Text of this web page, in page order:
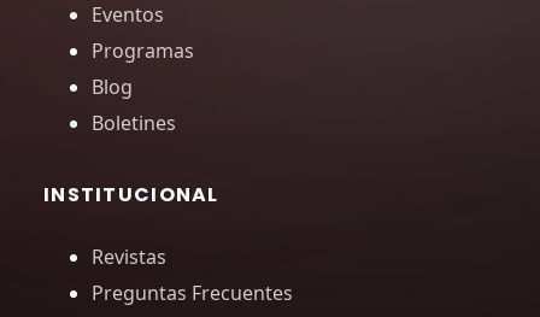
Eventos
Programas
Blog
Boletines
INSTITUCIONAL
Revistas
Preguntas Frecuentes